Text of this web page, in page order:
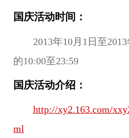
国庆活动时间：
2013年10月1日至2013
的10:00至23:59
国庆活动介绍：
http://xy2.163.com/
ml